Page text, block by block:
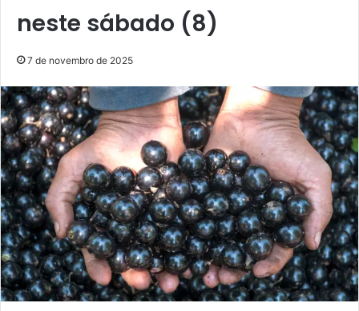
neste sábado (8)
7 de novembro de 2025